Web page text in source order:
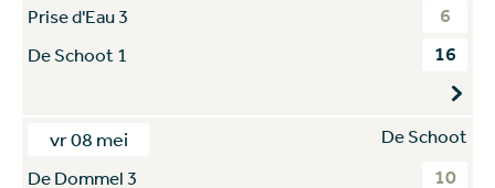
Prise d'Eau 3
6
De Schoot 1 16
vr 08 mei
De Schoot
De Dommel 3
10